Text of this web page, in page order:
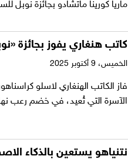
ماريا كورينا ماتشادو بجائزة نوبل للسلام لعام
كاتب هنغاري يفوز بجائزة «نوبل
الخميس،
الآسرة التي تُعيد، في خضم رعب
نتنياهو يستعين بالذكاء